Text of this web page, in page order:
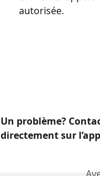
autorisée.
Un problème?
directement sur